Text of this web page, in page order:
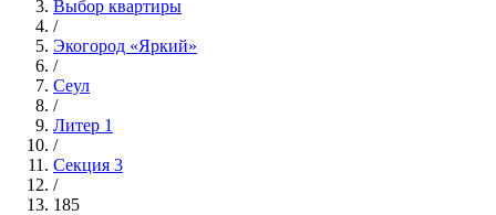
Выбор квартиры
/
Экогород «Яркий»
/
Сеул
/
Литер 1
/
Секция 3
/
185